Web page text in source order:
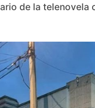
de la telenovela